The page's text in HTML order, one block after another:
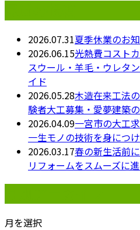
2026.07.31夏季休業のお
2026.06.15光熱費コスト
スウール・羊毛・ウレタ
イド
2026.05.28木造在来工法
験者大工募集・愛夢建築
2026.04.09一宮市の大工
一生モノの技術を身につ
2026.03.17春の新生活前
リフォームをスムーズに
月を選択